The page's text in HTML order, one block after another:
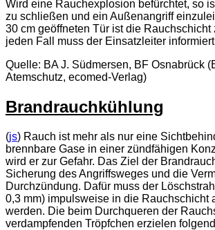
Wird eine Rauchexplosion befürchtet, so
zu schließen und ein Außenangriff
30 cm geöffneten Tür ist die Rauchschicht
jeden Fall muss der Einsatzleiter
Quelle: BA J. Südmersen, BF Osnabrück
Atemschutz, ecomed-Verlag)
Brandrauchkühlung
(js) Rauch ist mehr als nur eine
brennbare Gase in einer zündfähigen
wird er zur Gefahr. Das Ziel der
Sicherung des Angriffsweges und die
Durchzündung. Dafür muss der
0,3 mm) impulsweise in die Rauchschicht
werden. Die beim Durchqueren der
verdampfenden Tröpfchen erzielen